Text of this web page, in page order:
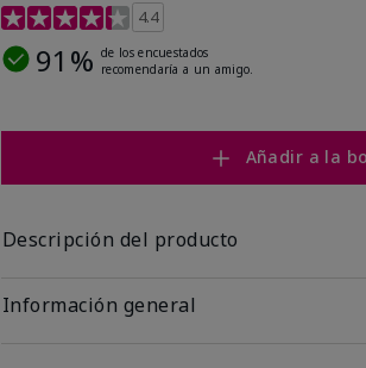
Calificación de clientes de 3,5 de 5
4.4
91% de los encuestados
recomendaría a un amigo.
Añadir a la
Descripción del producto
Información general